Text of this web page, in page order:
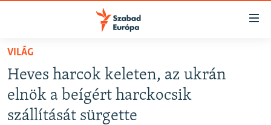
Akadálymentes
Ugrás
fő
oldalra
Ugrás
NAPIRENDEN
AKTUÁLIS
PODCASTOK
VILÁG
Heves harcok keleten, az ukrán
elnök a beígért harckocsik
szállítását sürgette
FELIRATKOZÁS